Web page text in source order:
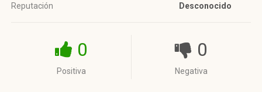
Reputación Desconocido
0
Positiva
0
Negativa